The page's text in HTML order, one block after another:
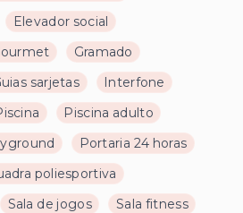
Elevador social
Gramado
sarjetas
Interfone
Piscina adulto
Portaria 24 horas
poliesportiva
Sala de jogos
Sala fitness